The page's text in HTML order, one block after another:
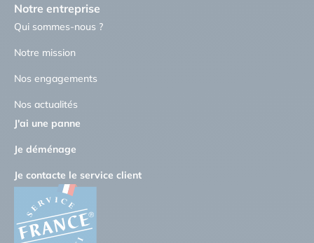
Notre entreprise
Qui sommes-nous ?
Notre mission
Nos engagements
Nos actualités
J'ai une panne
Je déménage
Je contacte le service client